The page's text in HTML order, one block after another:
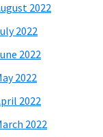
2022
2022
2022
2022
2022
2022